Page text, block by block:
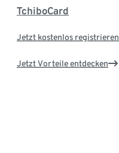
TchiboCard
Jetzt kostenlos registrieren
Jetzt Vorteile entdecken